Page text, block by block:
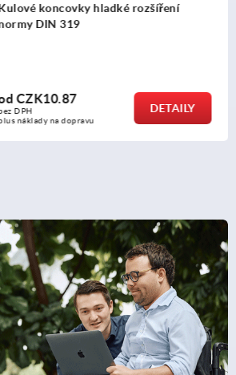
DETAILY
Kulové koncovky
od CZK11.44
bez DPH
plus náklady na dopravu